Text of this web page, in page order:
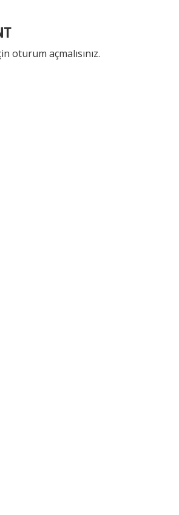
oturum açmalısınız.